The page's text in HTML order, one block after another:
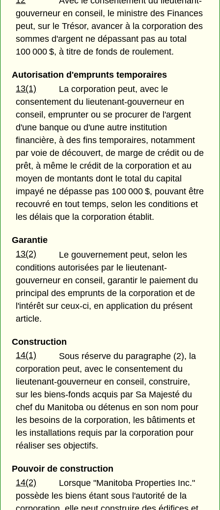
gouverneur en conseil, le ministre des Finances
peut, sur le Trésor, avancer à la corporation des
sommes d'argent ne dépassant pas au total
100 000 $, à titre de fonds de roulement.
Autorisation d'emprunts temporaires
13(1)
La corporation peut, avec le
consentement du lieutenant-gouverneur en
conseil, emprunter ou se procurer de l'argent
d'une banque ou d'une autre institution
financière, à des fins temporaires, notamment
par voie de découvert, de marge de crédit ou de
prêt, à même le crédit de la corporation et au
moyen de montants dont le total du capital
impayé ne dépasse pas 100 000 $, pouvant être
recouvré en tout temps, selon les conditions et
les délais que la corporation établit.
Garantie
13(2)
Le gouvernement peut, selon les
conditions autorisées par le lieutenant-
gouverneur en conseil, garantir le paiement du
principal des emprunts de la corporation et de
l'intérêt sur ceux-ci, en application du présent
article.
Construction
14(1)
Sous réserve du paragraphe (2), la
corporation peut, avec le consentement du
lieutenant-gouverneur en conseil, construire,
sur les biens-fonds acquis par Sa Majesté du
chef du Manitoba ou détenus en son nom pour
les besoins de la corporation, les bâtiments et
les installations requis par la corporation pour
réaliser ses objectifs.
Pouvoir de construction
14(2)
Lorsque "Manitoba Properties Inc."
possède les biens étant sous l'autorité de la